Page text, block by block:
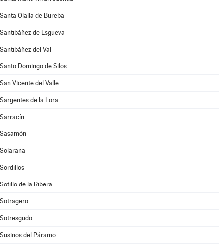
Santa Olalla de Bureba
Santibáñez de Esgueva
Santibáñez del Val
Santo Domingo de Silos
San Vicente del Valle
Sargentes de la Lora
Sarracín
Sasamón
Solarana
Sordillos
Sotillo de la Ribera
Sotragero
Sotresgudo
Susinos del Páramo